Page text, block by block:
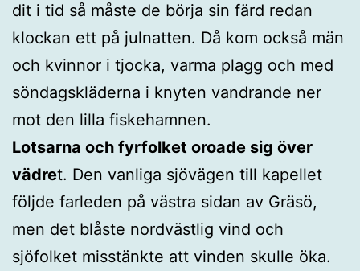
dit i tid så måste de börja sin färd redan
klockan ett på julnatten. Då kom också män
och kvinnor i tjocka, varma plagg och med
söndagskläderna i knyten vandrande ner
mot den lilla fiskehamnen.
Lotsarna och fyrfolket oroade sig över
vädret. Den vanliga sjövägen till kapellet
följde farleden på västra sidan av Gräsö,
men det blåste nordvästlig vind och
sjöfolket misstänkte att vinden skulle öka.